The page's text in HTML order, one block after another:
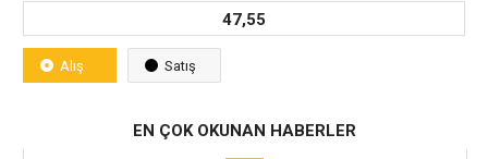
47,55
Alış Satış
EN ÇOK OKUNAN HABERLER